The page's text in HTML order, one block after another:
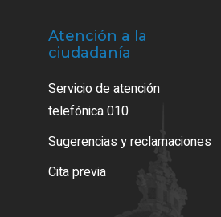
Atención a la
ciudadanía
Servicio de atención
telefónica 010
Sugerencias y reclamaciones
Cita previa